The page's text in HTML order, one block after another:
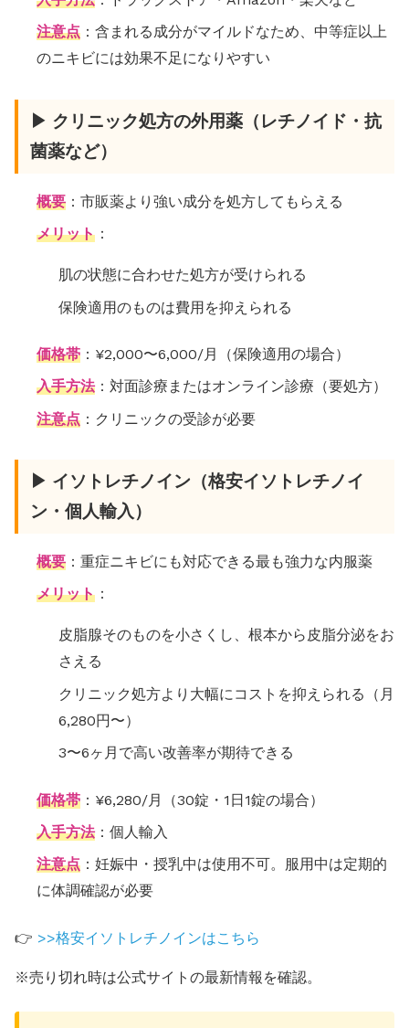
注意点 ：含まれる成分がマイルドなため、中等症以上
のニキビには効果不足になりやすい
▶ クリニック処方の外用薬（レチノイド・抗
菌薬など）
概要 ：市販薬より強い成分を処方してもらえる
メリット ：
肌の状態に合わせた処方が受けられる
保険適用のものは費用を抑えられる
価格帯 ：¥2,000〜6,000/月（保険適用の場合）
入手方法：対面診療またはオンライン診療（要処方）
注意点 ：クリニックの受診が必要
▶ イソトレチノイン（格安イソトレチノイ
ン・個人輸入）
概要 ：重症ニキビにも対応できる最も強力な内服薬
メリット ：
皮脂腺そのものを小さくし、根本から皮脂分泌をお
さえる
クリニック処方より大幅にコストを抑えられる（月
6,280円〜）
3〜6ヶ月で高い改善率が期待できる
価格帯 ：¥6,280/月（30錠・1日1錠の場合）
入手方法：個人輸入
注意点 ：妊娠中・授乳中は使用不可。服用中は定期的
に体調確認が必要
👉 >>格安イソトレチノインはこちら
※売り切れ時は公式サイトの最新情報を確認。